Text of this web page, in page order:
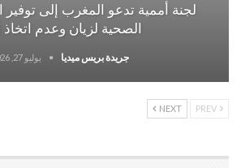
لجنة أممية تدعو المغرب إلى توفير
الصحية لزيان وعدم
جريدة بريس ميديا يوليو 27, 2026
NEXT